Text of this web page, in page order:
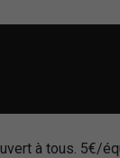
à tous. 5€/